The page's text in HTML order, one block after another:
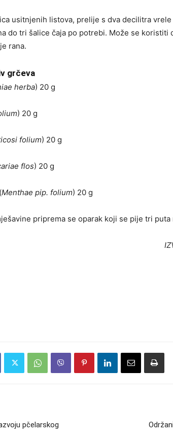
usitnjenih listova, prelije s dva decilitra
do tri šalice čaja po potrebi. Može se koristiti
rana.
grčeva
herba) 20 g
) 20 g
folium) 20 g
flos) 20 g
Menthae pip. folium) 20 g
priprema se oparak koji se pije tri puta
pčelarskog